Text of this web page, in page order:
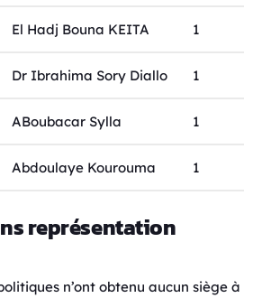
El Hadj Bouna KEITA 1
Dr Ibrahima Sory Diallo 1
ABoubacar Sylla 1
Abdoulaye Kourouma 1
représentation
n’ont obtenu aucun siège à